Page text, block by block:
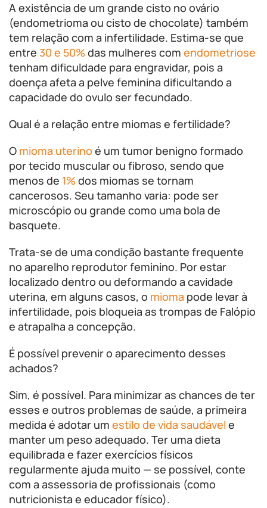
A existência de um grande cisto no ovário
(endometrioma ou cisto de chocolate) também
tem relação com a infertilidade. Estima-se que
entre 30 e 50% das mulheres com endometriose
tenham dificuldade para engravidar, pois a
doença afeta a pelve feminina dificultando a
capacidade do ovulo ser fecundado.
Qual é a relação entre miomas e fertilidade?
O mioma uterino é um tumor benigno formado
por tecido muscular ou fibroso, sendo que
menos de 1% dos miomas se tornam
cancerosos. Seu tamanho varia: pode ser
microscópio ou grande como uma bola de
basquete.
Trata-se de uma condição bastante frequente
no aparelho reprodutor feminino. Por estar
localizado dentro ou deformando a cavidade
uterina, em alguns casos, o mioma pode levar à
infertilidade, pois bloqueia as trompas de Falópio
e atrapalha a concepção.
É possível prevenir o aparecimento desses
achados?
Sim, é possível. Para minimizar as chances de ter
esses e outros problemas de saúde, a primeira
medida é adotar um estilo de vida saudável e
manter um peso adequado. Ter uma dieta
equilibrada e fazer exercícios físicos
regularmente ajuda muito — se possível, conte
com a assessoria de profissionais (como
nutricionista e educador físico).